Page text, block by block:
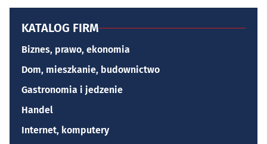
KATALOG FIRM
Biznes, prawo, ekonomia
Dom, mieszkanie, budownictwo
Gastronomia i jedzenie
Handel
Internet, komputery